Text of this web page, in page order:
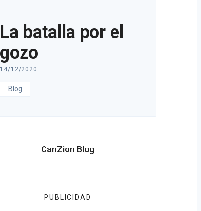
La batalla por el
gozo
14/12/2020
Blog
CanZion Blog
PUBLICIDAD